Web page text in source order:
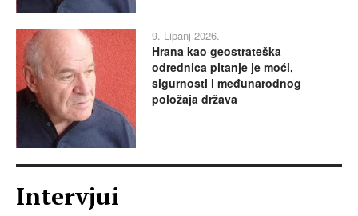
9. Lipanj 2026.
Hrana kao geostrateška
odrednica pitanje je moći,
sigurnosti i međunarodnog
položaja država
Intervjui